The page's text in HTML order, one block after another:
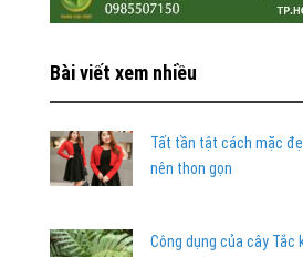
Bài viết xem nhiều
Tất tần tật cách mặc
nên thon gọn
Công dụng của cây Tắc